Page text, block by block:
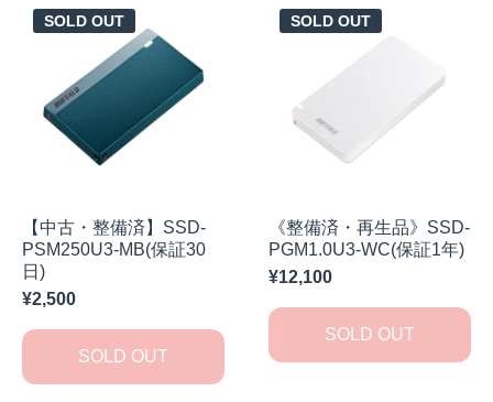
SOLD OUT
【中古・整備済】SSD-
PSM250U3-MB(保証30
日)
¥2,500
SOLD OUT
SOLD OUT
《整備済・再生品》SSD-
PGM1.0U3-WC(保証1年)
¥12,100
SOLD OUT